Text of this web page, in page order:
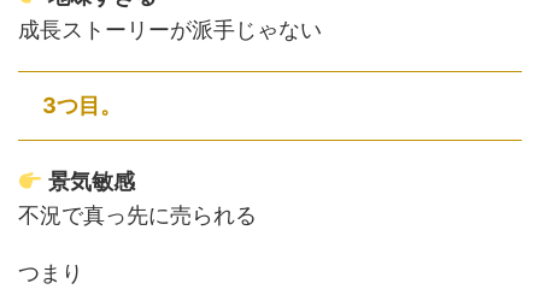
成長ストーリーが派手じゃない
3つ目。
景気敏感
不況で真っ先に売られる
つまり